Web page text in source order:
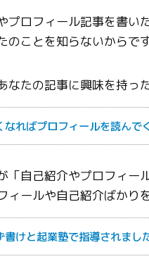
プロフィール記事を書い
ことを知らないからです
たの記事に興味を持った
ればプロフィールを読んで
「自己紹介やプロフィー
ールや自己紹介ばかり
けと起業塾で指導されまし